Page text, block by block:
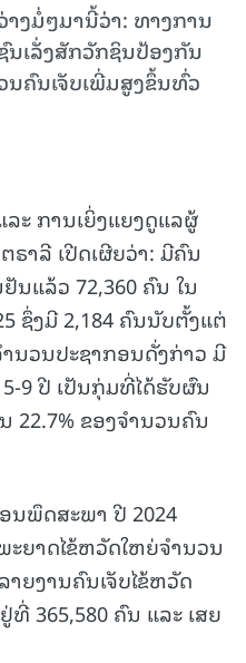
າງມໍ່ໆມານີ້ວ່າ: ທາງການ
ນເລັ່ງສັກວັກຊິນປ້ອງກັນ
ຄົນເຈັບເພີ່ມສູງຂຶ້ນທົ່ວ
ະ ການເຍິ່ງແຍງດູແລຜູ້
າລີ ເປີດເຜີຍວ່າ: ມີຄົນ
ນແລ້ວ 72,360 ຄົນ ໃນ
ຊຶ່ງມີ 2,184 ຄົນນັບຕັ້ງແຕ່
ນວນປະຊາກອນດັ່ງກ່າວ ມີ
9 ປີ ເປັນກຸ່ມທີ່ໄດ້ຮັບຜົນ
22.7% ຂອງຈຳນວນຄົນ
ນພຶດສະພາ ປີ 2024
ຍາດໄຂ້ຫວັດໃຫຍ່ຈຳນວນ
ຍງານຄົນເຈັບໄຂ້ຫວັດ
365,580 ຄົນ ແລະ ເສຍ